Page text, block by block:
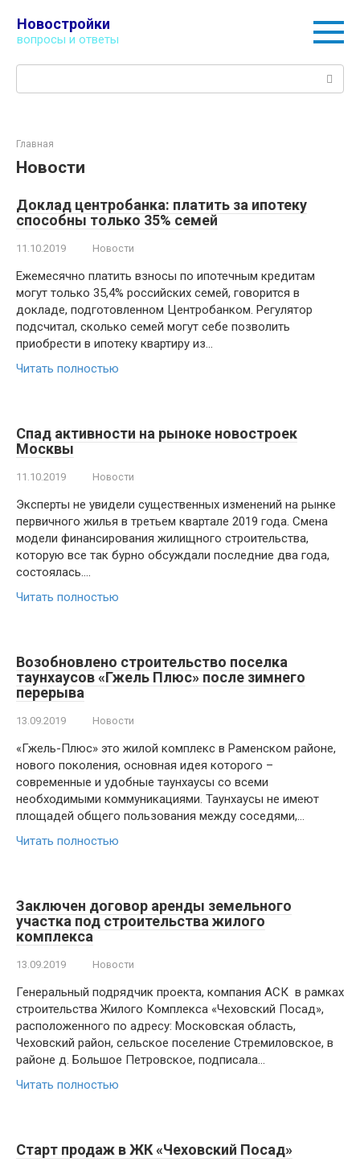
контенту
Новостройки
вопросы и ответы
Главная
Новости
Доклад центробанка: платить за ипотеку
способны только 35% семей
11.10.2019 Новости
Ежемесячно платить взносы по ипотечным кредитам
могут только 35,4% российских семей, говорится в
докладе, подготовленном Центробанком. Регулятор
подсчитал, сколько семей могут себе позволить
приобрести в ипотеку квартиру из…
Читать полностью
Спад активности на рыноке новостроек
Москвы
11.10.2019 Новости
Эксперты не увидели существенных изменений на рынке
первичного жилья в третьем квартале 2019 года. Смена
модели финансирования жилищного строительства,
которую все так бурно обсуждали последние два года,
состоялась….
Читать полностью
Возобновлено строительство поселка
таунхаусов «Гжель Плюс» после зимнего
перерыва
13.09.2019 Новости
«Гжель-Плюс» это жилой комплекс в Раменском районе,
нового поколения, основная идея которого –
современные и удобные таунхаусы со всеми
необходимыми коммуникациями. Таунхаусы не имеют
площадей общего пользования между соседями,…
Читать полностью
Заключен договор аренды земельного
участка под строительства жилого
комплекса
13.09.2019 Новости
Генеральный подрядчик проекта, компания АСК в рамках
строительства Жилого Комплекса «Чеховский Посад»,
расположенного по адресу: Московская область,
Чеховский район, сельское поселение Стремиловское, в
районе д. Большое Петровское, подписала…
Читать полностью
Старт продаж в ЖК «Чеховский Посад»